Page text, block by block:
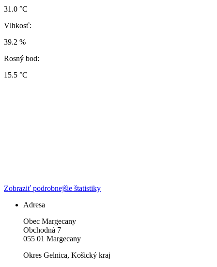
31.0 °C
Vlhkosť:
39.2 %
Rosný bod:
15.5 °C
Zobraziť podrobnejšie štatistiky
Adresa
Obec Margecany
Obchodná 7
055 01 Margecany
Okres Gelnica, Košický kraj